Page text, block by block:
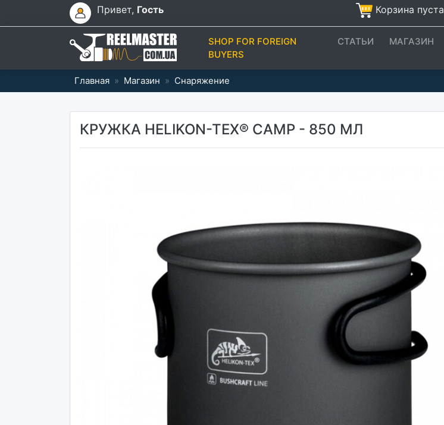
Привет, Гость Корзина пуста
SHOP FOR FOREIGN
BUYERS
СТАТЬИ МАГАЗИН
Главная » Магазин » Снаряжение
КРУЖКА HELIKON-TEX® CAMP - 850 МЛ